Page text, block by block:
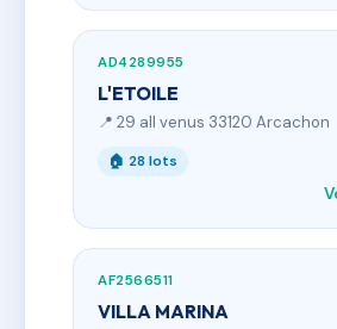
AD4289955
L'ETOILE
📍 29 all venus 33120 Arcachon
🏠 28 lots
AF2566511
VILLA MARINA